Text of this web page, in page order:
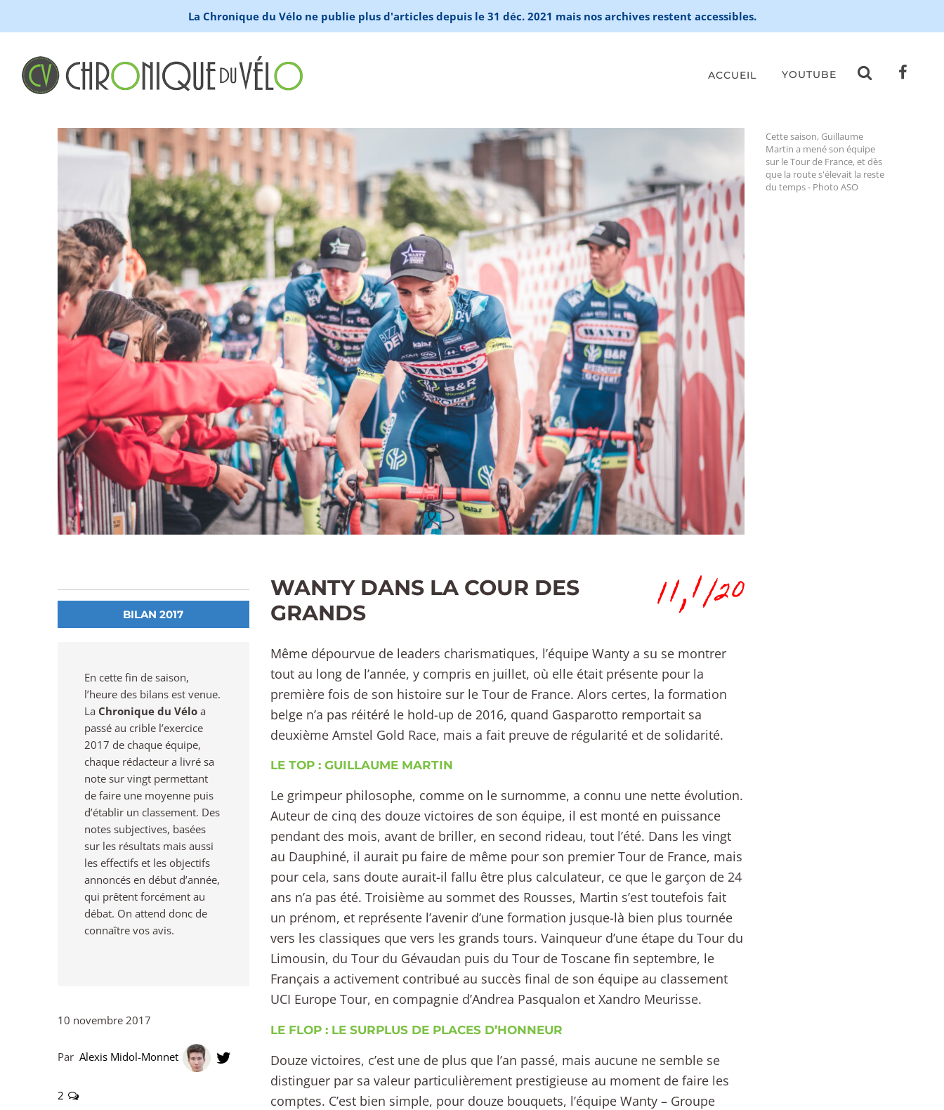
La Chronique du Vélo ne publie plus d'articles depuis le 31 déc. 2021 mais nos archives restent accessibles.
ACCUEIL YOUTUBE
Cette saison, Guillaume
Martin a mené son équipe
sur le Tour de France, et dès
que la route s'élevait la reste
du temps - Photo ASO
BILAN 2017
En cette fin de saison,
l’heure des bilans est venue.
La Chronique du Vélo a
passé au crible l’exercice
2017 de chaque équipe,
chaque rédacteur a livré sa
note sur vingt permettant
de faire une moyenne puis
d’établir un classement. Des
notes subjectives, basées
sur les résultats mais aussi
les effectifs et les objectifs
annoncés en début d’année,
qui prêtent forcément au
débat. On attend donc de
connaître vos avis.
10 novembre 2017
ParAlexis Midol-Monnet
2
WANTY DANS LA COUR DES
GRANDS
11,1/20
Même dépourvue de leaders charismatiques, l’équipe Wanty a su se montrer
tout au long de l’année, y compris en juillet, où elle était présente pour la
première fois de son histoire sur le Tour de France. Alors certes, la formation
belge n’a pas réitéré le hold-up de 2016, quand Gasparotto remportait sa
deuxième Amstel Gold Race, mais a fait preuve de régularité et de solidarité.
LE TOP : GUILLAUME MARTIN
Le grimpeur philosophe, comme on le surnomme, a connu une nette évolution.
Auteur de cinq des douze victoires de son équipe, il est monté en puissance
pendant des mois, avant de briller, en second rideau, tout l’été. Dans les vingt
au Dauphiné, il aurait pu faire de même pour son premier Tour de France, mais
pour cela, sans doute aurait-il fallu être plus calculateur, ce que le garçon de 24
ans n’a pas été. Troisième au sommet des Rousses, Martin s’est toutefois fait
un prénom, et représente l’avenir d’une formation jusque-là bien plus tournée
vers les classiques que vers les grands tours. Vainqueur d’une étape du Tour du
Limousin, du Tour du Gévaudan puis du Tour de Toscane fin septembre, le
Français a activement contribué au succès final de son équipe au classement
UCI Europe Tour, en compagnie d’Andrea Pasqualon et Xandro Meurisse.
LE FLOP : LE SURPLUS DE PLACES D’HONNEUR
Douze victoires, c’est une de plus que l’an passé, mais aucune ne semble se
distinguer par sa valeur particulièrement prestigieuse au moment de faire les
comptes. C’est bien simple, pour douze bouquets, l’équipe Wanty – Groupe